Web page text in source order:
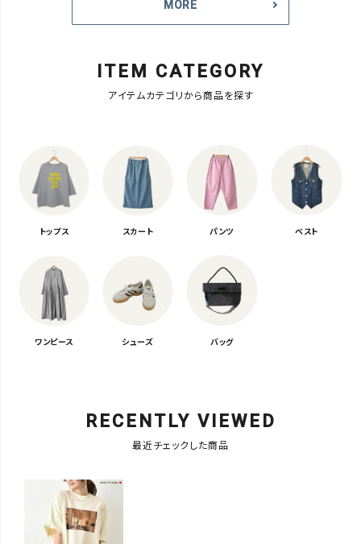
MORE
ITEM CATEGORY
アイテムカテゴリから商品を探す
トップス スカート パンツ ベスト
ワンピース シューズ バッグ
RECENTLY VIEWED
最近チェックした商品